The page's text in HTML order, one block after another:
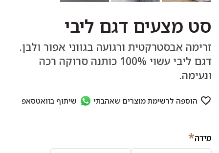
סט מצעים דגם ליבי
זרימה אבסטרקטית ורגועה בגווני אפור ולבן.
דגם ליבי עשוי 100% כותנה סרוקה רכה
ונעימה.
מידה*